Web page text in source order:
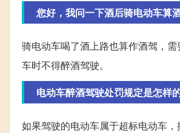
您好，我问一下酒后骑电动车算
骑电动车喝了酒上路也算作酒驾，
车时不得醉酒驾驶。
电动车醉酒驾驶处罚规定是怎样
如果驾驶的电动车属于超标电动车